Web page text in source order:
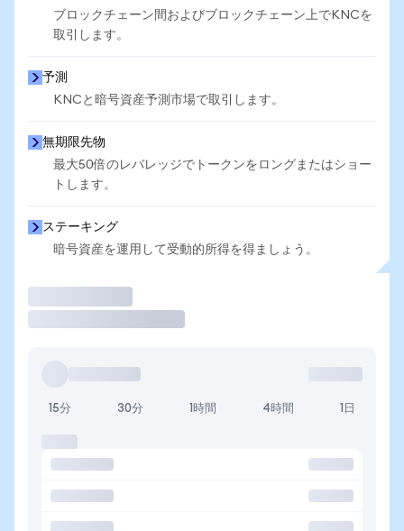
ブロックチェーン間およびブロックチェーン上でKNCを
取引します。
予測
KNCと暗号資産予測市場で取引します。
無期限先物
最大50倍のレバレッジでトークンをロングまたはショー
トします。
ステーキング
暗号資産を運用して受動的所得を得ましょう。
15分 30分 1時間 4時間 1日